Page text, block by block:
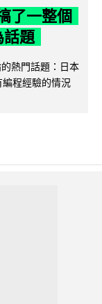
了一整個
話題
熱門話題：日本
程經驗的情況